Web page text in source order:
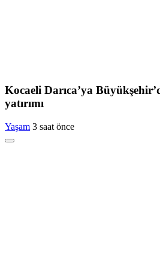
Kocaeli Darıca’ya
yatırımı
Yaşam 3 saat önce